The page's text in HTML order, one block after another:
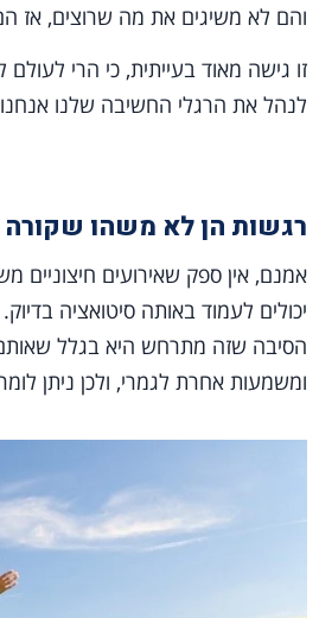
והם לא משיגים את מה שרוצים, אז
זו גישה מאוד בעייתית, כי הרי
לנהל את הרגלי החשיבה שלנו
רגשות הן לא משהו שקורה
אמנם, אין ספק שאירועים
יכולים לעמוד באותה סיטואציה
הסיבה שזה מתרחש היא בגלל
ומשמעות אחרת לגמרי, ולכן ניתן